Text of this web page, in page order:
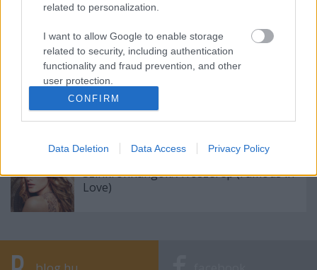
related to personalization.
I want to allow Google to enable storage
related to security, including authentication
functionality and fraud prevention, and other
user protection.
CONFIRM
Data Deletion Data Access Privacy Policy
hazai sorozatcsatorna
Visszatérhet a Dunára a Végtelen
szerelem vagy a Szerelemben,
háborúban?
Szinkronhangok: A főszerep (Famous in
Love)